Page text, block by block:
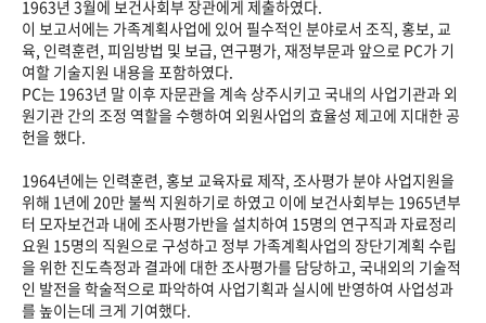
1963년 3월에 보건사회부 장관에게 제출하였다.
이 보고서에는 가족계획사업에 있어 필수적인 분야로서 조직, 홍보, 교
육, 인력훈련, 피임방법 및 보급, 연구평가, 재정부문과 앞으로 PC가 기
여할 기술지원 내용을 포함하였다.
PC는 1963년 말 이후 자문관을 계속 상주시키고 국내의 사업기관과 외
원기관 간의 조정 역할을 수행하여 외원사업의 효율성 제고에 지대한 공
헌을 했다.
1964년에는 인력훈련, 홍보 교육자료 제작, 조사평가 분야 사업지원을
위해 1년에 20만 불씩 지원하기로 하였고 이에 보건사회부는 1965년부
터 모자보건과 내에 조사평가반을 설치하여 15명의 연구직과 자료정리
요원 15명의 직원으로 구성하고 정부 가족계획사업의 장단기계획 수립
을 위한 진도측정과 결과에 대한 조사평가를 담당하고, 국내외의 기술적
인 발전을 학술적으로 파악하여 사업기획과 실시에 반영하여 사업성과
를 높이는데 크게 기여했다.